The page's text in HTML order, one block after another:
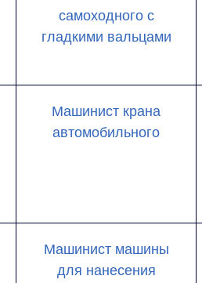
самоходного с
гладкими вальцами
Машинист крана
автомобильного
Машинист машины
для нанесения